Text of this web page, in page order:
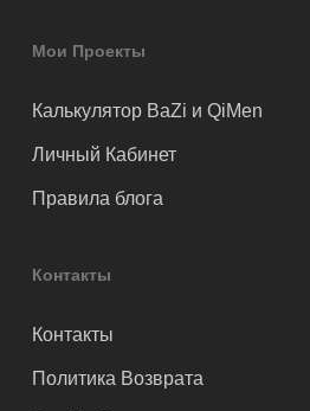
Мои Проекты
Калькулятор BaZi и QiMen
Личный Кабинет
Правила блога
Контакты
Контакты
Политика Возврата